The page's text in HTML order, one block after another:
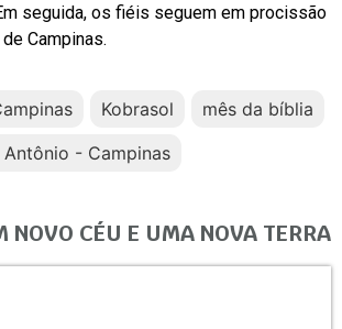
seguida, os fiéis seguem em procissão
Campinas.
Kobrasol
mês da bíblia
- Campinas
NOVO CÉU E UMA NOVA TERRA